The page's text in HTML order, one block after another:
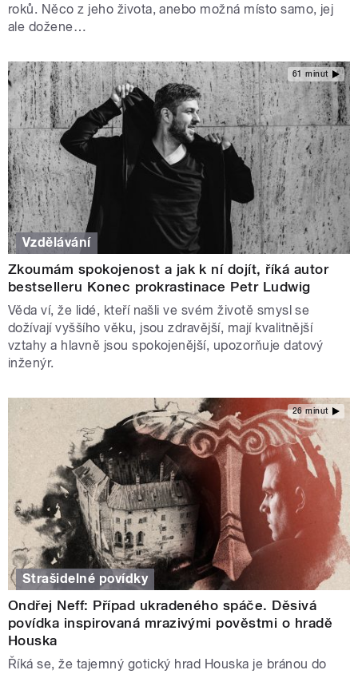
roků. Něco z jeho života, anebo možná místo samo, jej
ale dožene…
61 minut
Vzdělávání
Zkoumám spokojenost a jak k ní dojít, říká autor
bestselleru Konec prokrastinace Petr Ludwig
Věda ví, že lidé, kteří našli ve svém životě smysl se
dožívají vyššího věku, jsou zdravější, mají kvalitnější
vztahy a hlavně jsou spokojenější, upozorňuje datový
inženýr.
26 minut
Strašidelné povídky
Ondřej Neff: Případ ukradeného spáče. Děsivá
povídka inspirovaná mrazivými pověstmi o hradě
Houska
Říká se, že tajemný gotický hrad Houska je bránou do